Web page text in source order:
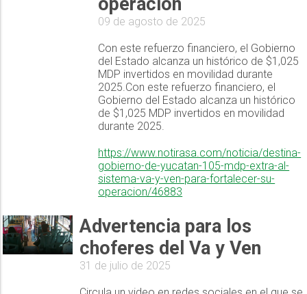
09 de agosto de 2025
Con este refuerzo financiero, el Gobierno
del Estado alcanza un histórico de $1,025
MDP invertidos en movilidad durante
2025.Con este refuerzo financiero, el
Gobierno del Estado alcanza un histórico
de $1,025 MDP invertidos en movilidad
durante 2025.
https://www.notirasa.com/noticia/destina-
gobierno-de-yucatan-105-mdp-extra-al-
sistema-va-y-ven-para-fortalecer-su-
operacion/46883
Advertencia para los
choferes del Va y Ven
31 de julio de 2025